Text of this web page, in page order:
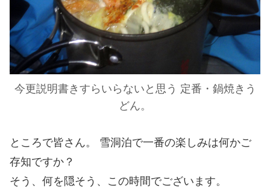
今更説明書きすらいらないと思う 定番・鍋焼きう
どん。
ところで皆さん。 雪洞泊で一番の楽しみは何かご
存知ですか？
そう、何を隠そう、この時間でございます。